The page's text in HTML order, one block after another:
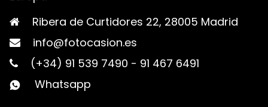
Ribera de Curtidores 22, 28005 Madrid
info@fotocasion.es
(+34) 91 539 7490 - 91 467 6491
Whatsapp